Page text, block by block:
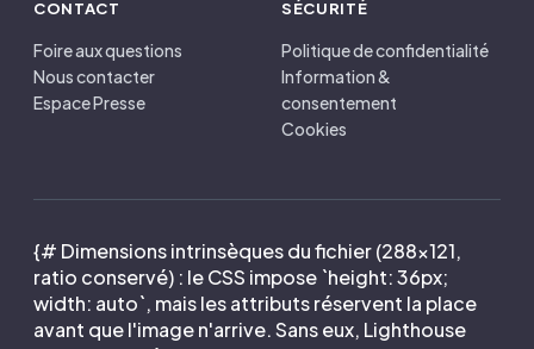
CONTACT
Foire aux questions
Nous contacter
Espace Presse
SÉCURITÉ
Politique de confidentialité
Information &
consentement
Cookies
{# Dimensions intrinsèques du fichier (288×121,
ratio conservé) : le CSS impose `height: 36px;
width: auto`, mais les attributs réservent la place
avant que l'image n'arrive. Sans eux, Lighthouse